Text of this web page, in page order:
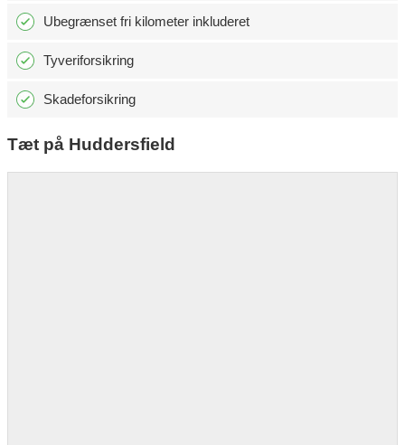
Ubegrænset fri kilometer inkluderet
Tyveriforsikring
Skadeforsikring
Tæt på Huddersfield